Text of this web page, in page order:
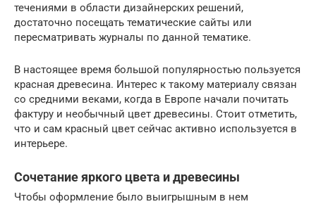
течениями в области дизайнерских решений,
достаточно посещать тематические сайты или
пересматривать журналы по данной тематике.
В настоящее время большой популярностью пользуется
красная древесина. Интерес к такому материалу связан
со средними веками, когда в Европе начали почитать
фактуру и необычный цвет древесины. Стоит отметить,
что и сам красный цвет сейчас активно используется в
интерьере.
Сочетание яркого цвета и древесины
Чтобы оформление было выигрышным в нем